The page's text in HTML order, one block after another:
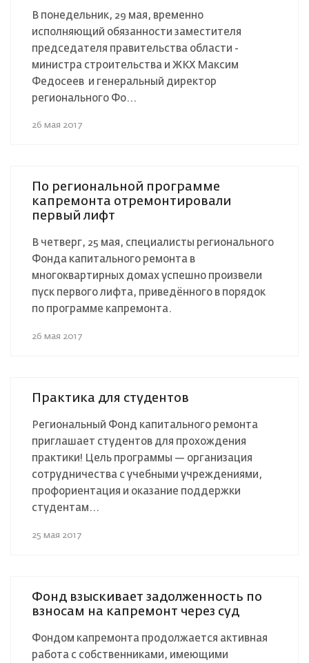
В понедельник, 29 мая, временно
исполняющий обязанности заместителя
председателя правительства области -
министра строительства и ЖКХ Максим
Федосеев и генеральный директор
регионального Фо...
26 мая 2017
По региональной программе
капремонта отремонтировали
первый лифт
В четверг, 25 мая, специалисты регионального
Фонда капитального ремонта в
многоквартирных домах успешно произвели
пуск первого лифта, приведённого в порядок
по программе капремонта.
26 мая 2017
Практика для студентов
Региональный Фонд капитального ремонта
приглашает студентов для прохождения
практики! Цель программы — организация
сотрудничества с учебными учреждениями,
профориентация и оказание поддержки
студентам...
25 мая 2017
Фонд взыскивает задолженность по
взносам на капремонт через суд
Фондом капремонта продолжается активная
работа с собственниками, имеющими